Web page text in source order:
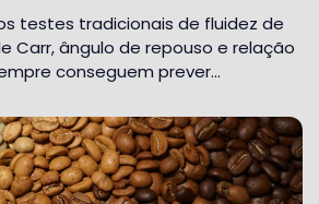
testes tradicionais de fluidez de
Carr, ângulo de repouso e relação
conseguem prever…